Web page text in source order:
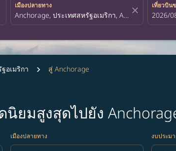
เมืองปลายทาง
close
เที่ยวบิน
fc-
2026/
อเมริกา สู่ Anchorage
นิยมสูงสุดไปยัง
เมืองปลายทาง งบประม